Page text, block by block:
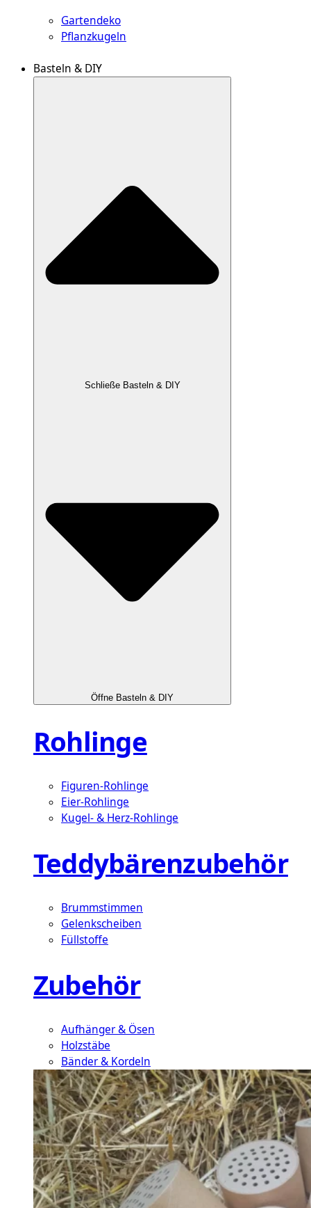
Gartendeko
Pflanzkugeln
Basteln & DIY
Schließe Basteln & DIY
Öffne Basteln & DIY
Rohlinge
Figuren-Rohlinge
Eier-Rohlinge
Kugel- & Herz-Rohlinge
Teddybärenzubehör
Brummstimmen
Gelenkscheiben
Füllstoffe
Zubehör
Aufhänger & Ösen
Holzstäbe
Bänder & Kordeln